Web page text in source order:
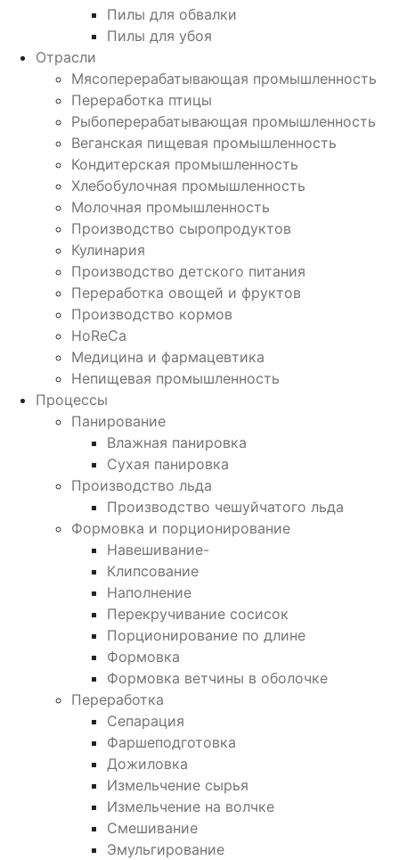
Пилы для обвалки
Пилы для убоя
Отрасли
Мясоперерабатывающая промышленность
Переработка птицы
Рыбоперерабатывающая промышленность
Веганская пищевая промышленность
Кондитерская промышленность
Хлебобулочная промышленность
Молочная промышленность
Производство сыропродуктов
Кулинария
Производство детского питания
Переработка овощей и фруктов
Производство кормов
HoReCa
Медицина и фармацевтика
Непищевая промышленность
Процессы
Панирование
Влажная панировка
Сухая панировка
Производство льда
Производство чешуйчатого льда
Формовка и порционирование
Навешивание-
Клипсование
Наполнение
Перекручивание сосисок
Порционирование по длине
Формовка
Формовка ветчины в оболочке
Переработка
Сепарация
Фаршеподготовка
Дожиловка
Измельчение сырья
Измельчение на волчке
Смешивание
Эмульгирование